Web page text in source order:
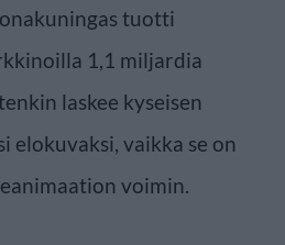
tuotti
1,1 miljardia
laskee kyseisen
elokuvaksi, vaikka se on
voimin.